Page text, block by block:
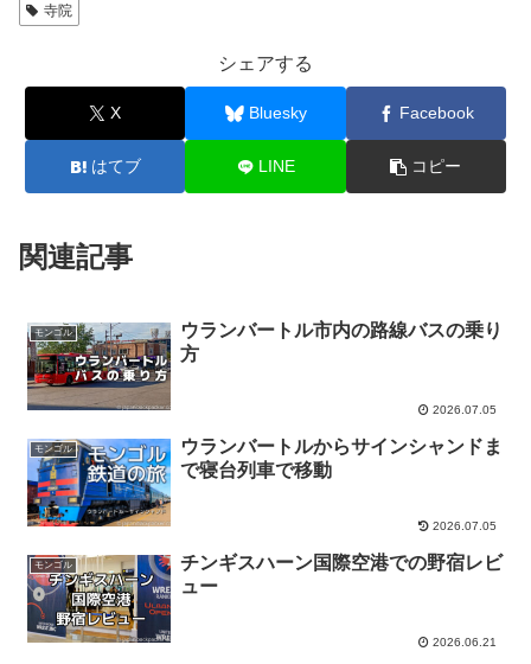
寺院
シェアする
X Bluesky Facebook
はてブ LINE コピー
関連記事
モンゴル
ウランバートル市内の路線バスの乗り
方
2026.07.05
モンゴル
ウランバートルからサインシャンドま
で寝台列車で移動
2026.07.05
モンゴル
チンギスハーン国際空港での野宿レビ
ュー
2026.06.21